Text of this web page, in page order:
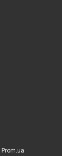
Prom.ua